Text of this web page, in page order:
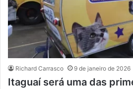
Richard Carrasco 9 de janeiro de 2026
Itaguaí será uma das